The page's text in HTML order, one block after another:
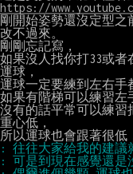
https://
剛開始姿勢還沒定型
改不過來。
剛剛忘記寫，
如果沒人找你打33或
運球，
運球一定要練到左右手
如果有階梯可以練習左
沒有的話平常可以練習
重心低，